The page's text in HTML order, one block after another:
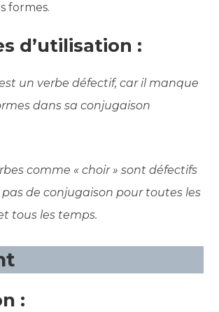
formes.
d’utilisation :
un verbe défectif, car il manque
dans sa conjugaison
comme « choir » sont défectifs
pas de conjugaison pour toutes les
tous les temps.
: